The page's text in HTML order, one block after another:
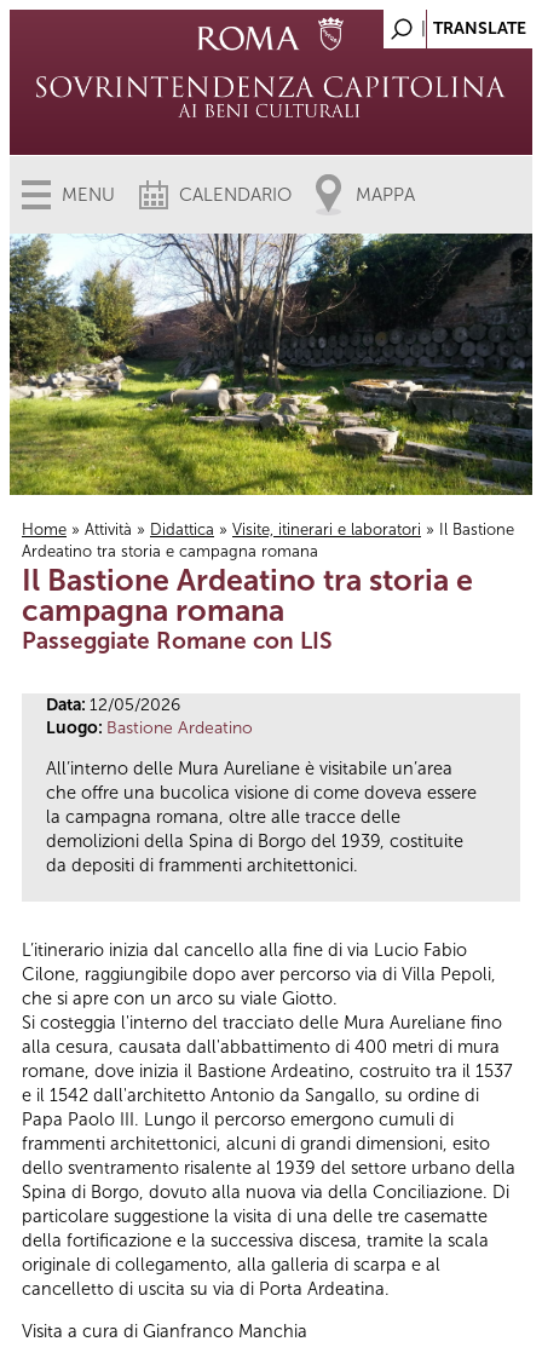
MENU CALENDARIO MAPPA
Tu sei qui
Home » Attività » Didattica » Visite, itinerari e laboratori » Il Bastione
Ardeatino tra storia e campagna romana
Il Bastione Ardeatino tra storia e
campagna romana
Passeggiate Romane con LIS
Data: 12/05/2026
Luogo: Bastione Ardeatino
All’interno delle Mura Aureliane è visitabile un’area
che offre una bucolica visione di come doveva essere
la campagna romana, oltre alle tracce delle
demolizioni della Spina di Borgo del 1939, costituite
da depositi di frammenti architettonici.
L’itinerario inizia dal cancello alla fine di via Lucio Fabio
Cilone, raggiungibile dopo aver percorso via di Villa Pepoli,
che si apre con un arco su viale Giotto.
Si costeggia l'interno del tracciato delle Mura Aureliane fino
alla cesura, causata dall'abbattimento di 400 metri di mura
romane, dove inizia il Bastione Ardeatino, costruito tra il 1537
e il 1542 dall'architetto Antonio da Sangallo, su ordine di
Papa Paolo III. Lungo il percorso emergono cumuli di
frammenti architettonici, alcuni di grandi dimensioni, esito
dello sventramento risalente al 1939 del settore urbano della
Spina di Borgo, dovuto alla nuova via della Conciliazione. Di
particolare suggestione la visita di una delle tre casematte
della fortificazione e la successiva discesa, tramite la scala
originale di collegamento, alla galleria di scarpa e al
cancelletto di uscita su via di Porta Ardeatina.
Visita a cura di Gianfranco Manchia